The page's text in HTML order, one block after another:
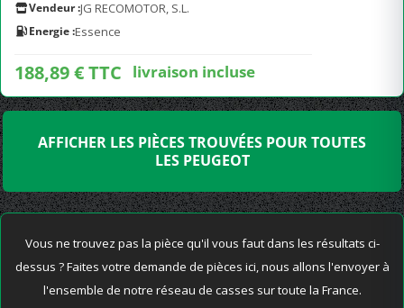
Vendeur :JG RECOMOTOR, S.L.
Energie :Essence
188,89 € TTC livraison incluse
AFFICHER LES PIÈCES TROUVÉES POUR TOUTES
LES PEUGEOT
Vous ne trouvez pas la pièce qu'il vous faut dans les résultats ci-
dessus ? Faites votre demande de pièces ici, nous allons l'envoyer à
l'ensemble de notre réseau de casses sur toute la France.